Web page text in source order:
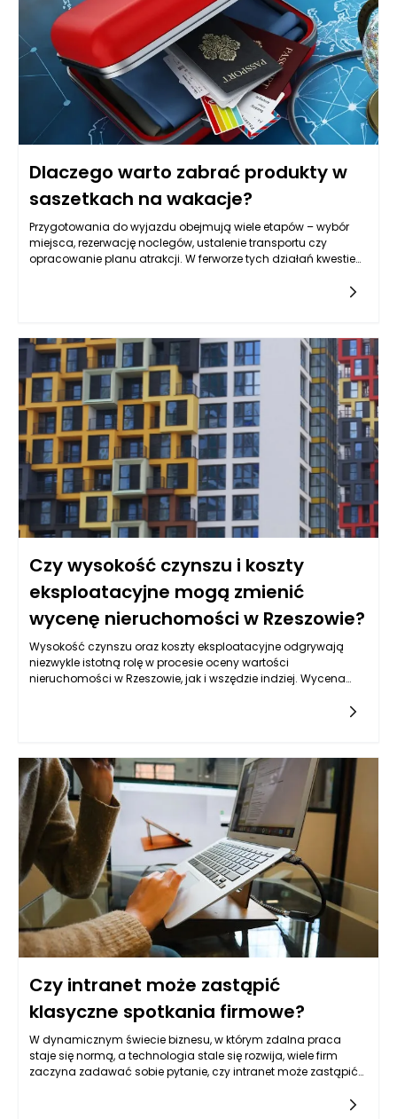
różnicy w głębokości potrafi zmienić komfort użytkowania.
Meble łazienkowe powinny też rozwiązywać typowy problem
małej przestrzeni, czyli „nadmiar drobiazgów na wierzchu”. Im
lepiej zaprojektowane przechowywanie, tym mniej rzeczy stoi
na blacie, a łazienka wygląda na większą, czystszą i
spokojniejszą w odbiorze. W zamkniętych przestrzeniach
najlepiej sprawdzają się rozwiązania lekkie wizualnie, z
prostymi liniami, ale też praktyczne: łatwe do mycia, odporne
na wilgoć i takie, które pozwalają zachować porządek bez
Dlaczego warto zabrać produkty w
saszetkach na wakacje?
Przygotowania do wyjazdu obejmują wiele etapów – wybór
miejsca, rezerwację noclegów, ustalenie transportu czy
opracowanie planu atrakcji. W ferworze tych działań kwestie
właśnie one mogą zadecydować o przebiegu wypoczynku.
momencie potrafią skutecznie zakłócić nawet najlepiej
zorganizowane wakacje. Produkty w saszetkach pozwalają
zmniejszyć ryzyko takich sytuacji, oferując wygodny i logiczny
sposób zarządzania akcesoriami zdrowotnymi oraz
produktami pielęgnacyjnymi. Dzięki nim można zadbać nie
tylko o bezpieczeństwo własne i bliskich, ale także o komfort
psychiczny, który jest podstawą udanego wypoczynku. To
rozwiązanie wpisuje się w nowoczesne podejście do
podróżowania – świadome, minimalistyczne i oparte na
funkcjonalności.
Czy wysokość czynszu i koszty
eksploatacyjne mogą zmienić
wycenę nieruchomości w Rzeszowie?
Wysokość czynszu oraz koszty eksploatacyjne odgrywają
niezwykle istotną rolę w procesie oceny wartości
nieruchomości w Rzeszowie, jak i wszędzie indziej. Wycena
najemcy, a także koszty związane z eksploatacją, takie jak
utrzymanie, media czy podatki, wpływają nie tylko na bieżące
przychody z nieruchomości, ale także na przyszłą rentowność
inwestycji.
Czy intranet może zastąpić
klasyczne spotkania firmowe?
W dynamicznym świecie biznesu, w którym zdalna praca
staje się normą, a technologia stale się rozwija, wiele firm
zaczyna zadawać sobie pytanie, czy intranet może zastąpić